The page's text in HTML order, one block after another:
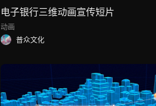
电子银行三维动画宣传短片
动画
普众文化